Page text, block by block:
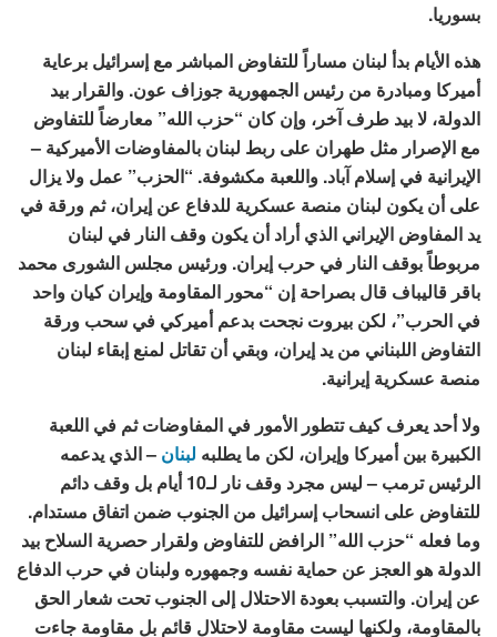
بسوريا.
هذه الأيام بدأ لبنان مساراً للتفاوض المباشر مع إسرائيل برعاية
أميركا ومبادرة من رئيس الجمهورية جوزاف عون. والقرار بيد
الدولة، لا بيد طرف آخر، وإن كان “حزب الله” معارضاً للتفاوض
مع الإصرار مثل طهران على ربط لبنان بالمفاوضات الأميركية –
الإيرانية في إسلام آباد. واللعبة مكشوفة. “الحزب” عمل ولا يزال
على أن يكون لبنان منصة عسكرية للدفاع عن إيران، ثم ورقة في
يد المفاوض الإيراني الذي أراد أن يكون وقف النار في لبنان
مربوطاً بوقف النار في حرب إیران. ورئيس مجلس الشورى محمد
باقر قالیباف قال بصراحة إن “محور المقاومة وإيران كيان واحد
في الحرب”، لكن بيروت نجحت بدعم أميركي في سحب ورقة
التفاوض اللبناني من يد إيران، وبقي أن تقاتل لمنع إبقاء لبنان
منصة عسكرية إيرانية.
ولا أحد يعرف كيف تتطور الأمور في المفاوضات ثم في اللعبة
الكبيرة بين أميركا وإيران، لكن ما يطلبه لبنان – الذي يدعمه
الرئيس ترمب – ليس مجرد وقف نار لـ10 أيام بل وقف دائم
للتفاوض على انسحاب إسرائيل من الجنوب ضمن اتفاق مستدام.
وما فعله “حزب الله” الرافض للتفاوض ولقرار حصرية السلاح بيد
الدولة هو العجز عن حماية نفسه وجمهوره ولبنان في حرب الدفاع
عن إيران. والتسبب بعودة الاحتلال إلى الجنوب تحت شعار الحق
بالمقاومة، ولكنها ليست مقاومة لاحتلال قائم بل مقاومة جاءت